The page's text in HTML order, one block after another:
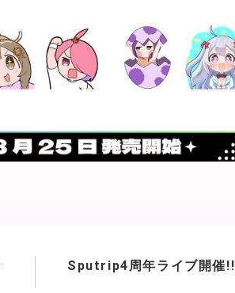
Sputrip4周年ライブ開催!!